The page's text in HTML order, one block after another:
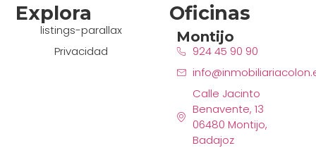
Explora
listings-parallax
Privacidad
Oficinas
Montijo
924 45 90 90
Calle Jacinto
Benavente, 13
06480 Montijo,
Badajoz